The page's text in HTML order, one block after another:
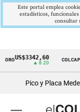
Cintillo
económicos
US$3342,60
▲ 8.20
COLCAP
Pico y Placa
Este portal emplea
estadísticos,
consultar